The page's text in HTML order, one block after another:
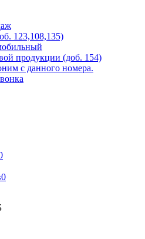
123,108,135)
продукции (доб. 154)
с данного номера.
0